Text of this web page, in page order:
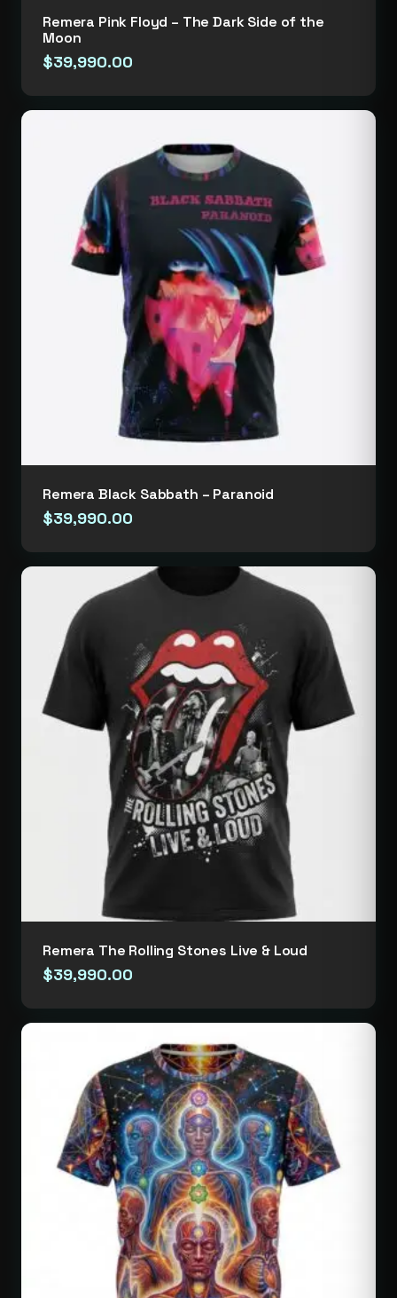
Remera Pink Floyd – The Dark Side of the
Moon
$39,990.00
Remera Black Sabbath – Paranoid
$39,990.00
Remera The Rolling Stones Live & Loud
$39,990.00